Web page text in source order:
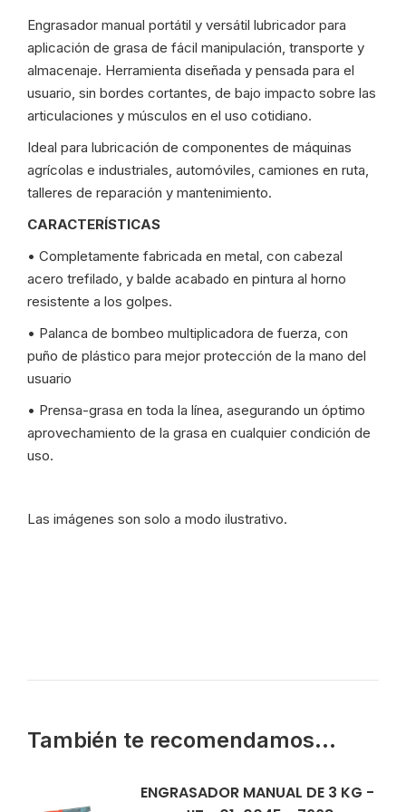
Engrasador manual portátil y versátil lubricador para
aplicación de grasa de fácil manipulación, transporte y
almacenaje. Herramienta diseñada y pensada para el
usuario, sin bordes cortantes, de bajo impacto sobre las
articulaciones y músculos en el uso cotidiano.
Ideal para lubricación de componentes de máquinas
agrícolas e industriales, automóviles, camiones en ruta,
talleres de reparación y mantenimiento.
CARACTERÍSTICAS
• Completamente fabricada en metal, con cabezal
acero trefilado, y balde acabado en pintura al horno
resistente a los golpes.
• Palanca de bombeo multiplicadora de fuerza, con
puño de plástico para mejor protección de la mano del
usuario
• Prensa-grasa en toda la línea, asegurando un óptimo
aprovechamiento de la grasa en cualquier condición de
uso.
Las imágenes son solo a modo ilustrativo.
También te recomendamos…
ENGRASADOR MANUAL DE 3 KG -